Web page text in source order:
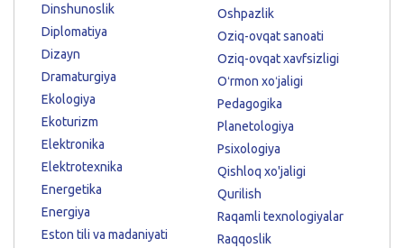
Dinshunoslik
Diplomatiya
Dizayn
Dramaturgiya
Ekologiya
Ekoturizm
Elektronika
Elektrotexnika
Energetika
Energiya
Eston tili va madaniyati
Oshpazlik
Oziq-ovqat sanoati
Oziq-ovqat xavfsizligi
Oʻrmon xoʻjaligi
Pedagogika
Planetologiya
Psixologiya
Qishloq xo'jaligi
Qurilish
Raqamli texnologiyalar
Raqqoslik